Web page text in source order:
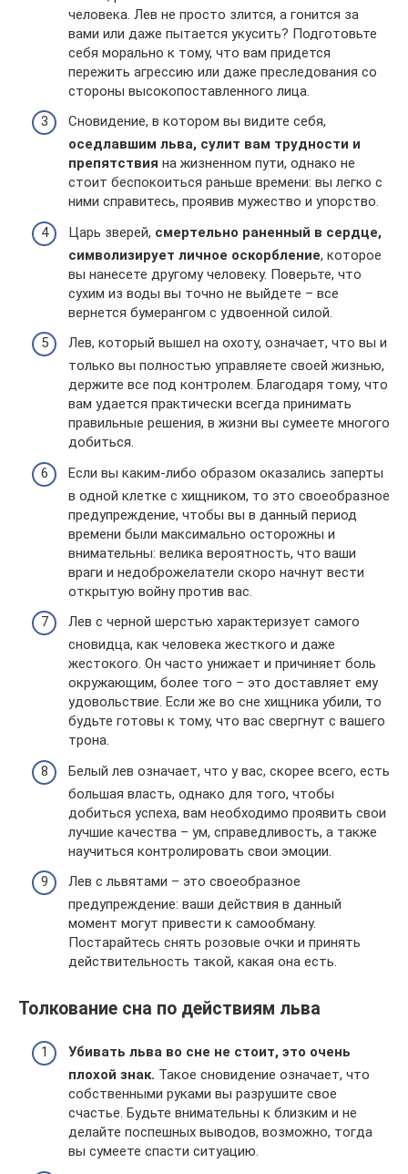
человека. Лев не просто злится, а гонится за
вами или даже пытается укусить? Подготовьте
себя морально к тому, что вам придется
пережить агрессию или даже преследования со
стороны высокопоставленного лица.
Сновидение, в котором вы видите себя,
оседлавшим льва, сулит вам трудности и
препятствия на жизненном пути, однако не
стоит беспокоиться раньше времени: вы легко с
ними справитесь, проявив мужество и упорство.
Царь зверей, смертельно раненный в сердце,
символизирует личное оскорбление, которое
вы нанесете другому человеку. Поверьте, что
сухим из воды вы точно не выйдете – все
вернется бумерангом с удвоенной силой.
Лев, который вышел на охоту, означает, что вы и
только вы полностью управляете своей жизнью,
держите все под контролем. Благодаря тому, что
вам удается практически всегда принимать
правильные решения, в жизни вы сумеете многого
добиться.
Если вы каким-либо образом оказались заперты
в одной клетке с хищником, то это своеобразное
предупреждение, чтобы вы в данный период
времени были максимально осторожны и
внимательны: велика вероятность, что ваши
враги и недоброжелатели скоро начнут вести
открытую войну против вас.
Лев с черной шерстью характеризует самого
сновидца, как человека жесткого и даже
жестокого. Он часто унижает и причиняет боль
окружающим, более того – это доставляет ему
удовольствие. Если же во сне хищника убили, то
будьте готовы к тому, что вас свергнут с вашего
трона.
Белый лев означает, что у вас, скорее всего, есть
большая власть, однако для того, чтобы
добиться успеха, вам необходимо проявить свои
лучшие качества – ум, справедливость, а также
научиться контролировать свои эмоции.
Лев с львятами – это своеобразное
предупреждение: ваши действия в данный
момент могут привести к самообману.
Постарайтесь снять розовые очки и принять
действительность такой, какая она есть.
Толкование сна по действиям льва
Убивать льва во сне не стоит, это очень
плохой знак. Такое сновидение означает, что
собственными руками вы разрушите свое
счастье. Будьте внимательны к близким и не
делайте поспешных выводов, возможно, тогда
вы сумеете спасти ситуацию.